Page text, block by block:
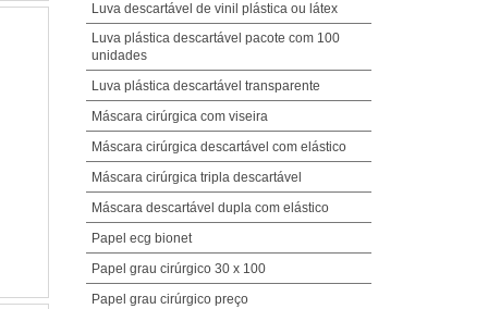
Luva descartável de vinil plástica ou látex
Luva plástica descartável pacote com 100
unidades
Luva plástica descartável transparente
Máscara cirúrgica com viseira
Máscara cirúrgica descartável com elástico
Máscara cirúrgica tripla descartável
Máscara descartável dupla com elástico
Papel ecg bionet
Papel grau cirúrgico 30 x 100
Papel grau cirúrgico preço